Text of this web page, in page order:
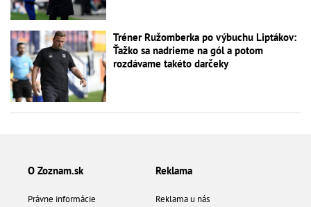
Tréner Ružomberka po výbuchu Liptákov:
Ťažko sa nadrieme na gól a potom
rozdávame takéto darčeky
O Zoznam.sk
Právne informácie
Reklama
Reklama u nás